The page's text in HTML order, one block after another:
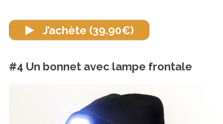
J’achète (39.90€)
#4 Un bonnet avec lampe frontale